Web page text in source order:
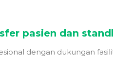
pasien dan
dengan dukungan